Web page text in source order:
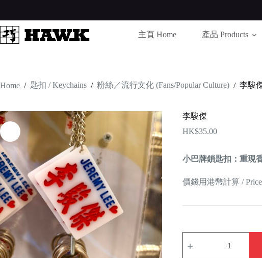
content
主頁 Home
產品 Products
Home / 匙扣 / Keychains / 粉絲／流行文化 (Fans/Popular Culture) / 李駿
李駿傑
HK$35.00
小巴牌鎖匙扣：重現
價錢用港幣計算 /
駿